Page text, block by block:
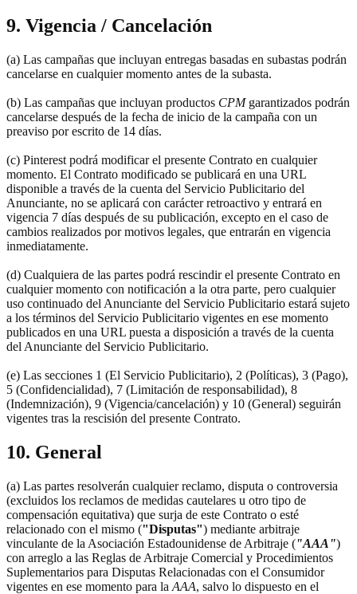
9. Vigencia / Cancelación
(a) Las campañas que incluyan entregas basadas en subastas podrán
cancelarse en cualquier momento antes de la subasta.
(b) Las campañas que incluyan productos CPMgarantizados podrán
cancelarse después de la fecha de inicio de la campaña con un
preaviso por escrito de 14 días.
(c) Pinterest podrá modificar el presente Contrato en cualquier
momento. El Contrato modificado se publicará en una URL
disponible a través de la cuenta del Servicio Publicitario del
Anunciante, no se aplicará con carácter retroactivo y entrará en
vigencia 7 días después de su publicación, excepto en el caso de
cambios realizados por motivos legales, que entrarán en vigencia
inmediatamente.
(d) Cualquiera de las partes podrá rescindir el presente Contrato en
cualquier momento con notificación a la otra parte, pero cualquier
uso continuado del Anunciante del Servicio Publicitario estará sujeto
a los términos del Servicio Publicitario vigentes en ese momento
publicados en una URL puesta a disposición a través de la cuenta
del Anunciante del Servicio Publicitario.
(e) Las secciones 1 (El Servicio Publicitario), 2 (Políticas), 3 (Pago),
5 (Confidencialidad), 7 (Limitación de responsabilidad), 8
(Indemnización), 9 (Vigencia/cancelación) y 10 (General) seguirán
vigentes tras la rescisión del presente Contrato.
10. General
(a) Las partes resolverán cualquier reclamo, disputa o controversia
(excluidos los reclamos de medidas cautelares u otro tipo de
compensación equitativa) que surja de este Contrato o esté
relacionado con el mismo ("Disputas") mediante arbitraje
vinculante de la Asociación Estadounidense de Arbitraje ("AAA")
con arreglo a las Reglas de Arbitraje Comercial y Procedimientos
Suplementarios para Disputas Relacionadas con el Consumidor
vigentes en ese momento para la AAA, salvo lo dispuesto en el